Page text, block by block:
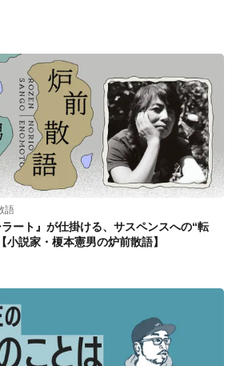
語
ート』が仕掛ける、サスペンスへの“転
小説家・榎本憲男の炉前散語】